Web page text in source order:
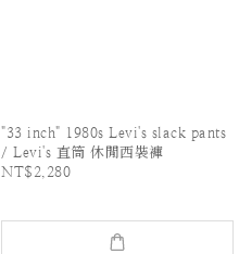
"33 inch" 1980s Levi's slack pants
/ Levi's 直筒 休閒西裝褲
NT$2,280